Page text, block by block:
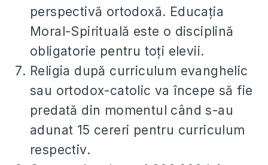
perspectivă ortodoxă. Educaţia
Moral-Spirituală este o disciplină
obligatorie pentru toţi elevii.
Religia după curriculum evanghelic
sau ortodox-catolic va începe să fie
predată din momentul când s-au
adunat 15 cereri pentru curriculum
respectiv.